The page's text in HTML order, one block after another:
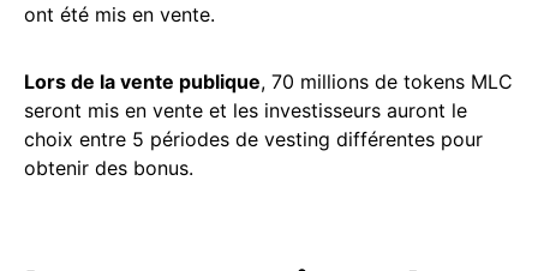
ont été mis en vente.
Lors de la vente publique, 70 millions de tokens MLC
seront mis en vente et les investisseurs auront le
choix entre 5 périodes de vesting différentes pour
obtenir des bonus.